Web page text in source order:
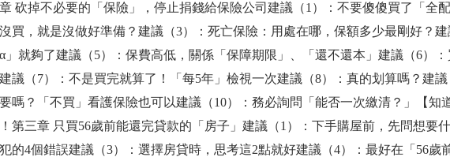
砍掉不必要的「保險」，停止捐錢給保險公司建議（1）：不要傻傻買了「全
買，就是沒做好準備？建議（3）：死亡保險：用處在哪，保額多少最剛好？
」就夠了建議（5）：保費高低，關係「保障期限」、「還不還本」建議（6）
議（7）：不是買完就算了！「每5年」檢視一次建議（8）：真的划算嗎？建
嗎？「不買」看護保險也可以建議（10）：務必詢問「能否一次繳清？」【知
第三章 只買56歲前能還完貸款的「房子」建議（1）：下手購屋前，先問想要
的4個錯誤建議（3）：選擇房貸時，思考這2點就好建議（4）：最好在「56歲